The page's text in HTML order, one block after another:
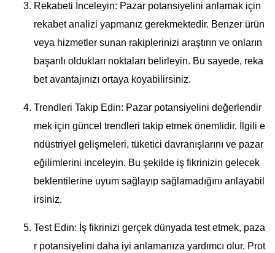
Rekabeti İnceleyin: Pazar potansiyelini anlamak için
rekabet analizi yapmanız gerekmektedir. Benzer ürün
veya hizmetler sunan rakiplerinizi araştırın ve onların
başarılı oldukları noktaları belirleyin. Bu sayede, reka
bet avantajınızı ortaya koyabilirsiniz.
Trendleri Takip Edin: Pazar potansiyelini değerlendir
mek için güncel trendleri takip etmek önemlidir. İlgili e
ndüstriyel gelişmeleri, tüketici davranışlarını ve pazar
eğilimlerini inceleyin. Bu şekilde iş fikrinizin gelecek
beklentilerine uyum sağlayıp sağlamadığını anlayabil
irsiniz.
Test Edin: İş fikrinizi gerçek dünyada test etmek, paza
r potansiyelini daha iyi anlamanıza yardımcı olur. Prot